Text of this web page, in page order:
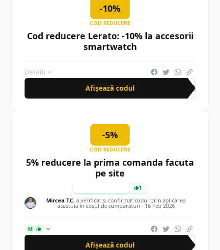
-10%
COD REDUCERE
Cod reducere Lerato: -10% la accesorii
smartwatch
Detalii
Afișează codul
AS2
-5%
COD REDUCERE
5% reducere la prima comanda facuta
pe site
1
Mircea T.C. a verificat și confirmat codul prin aplicarea
acestuia în coșul de cumpărături · 16 Feb 2026
M
Afișează codul WEL